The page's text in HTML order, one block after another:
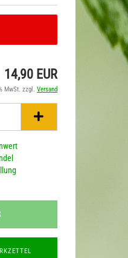
14,90 EUR
MwSt. zzgl. Versand